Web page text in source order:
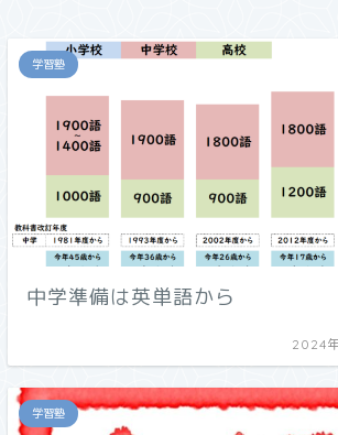
学習塾
中学準備は英単語から
2024
学習塾